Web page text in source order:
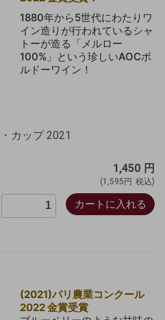
1880年から5世代にわたりワ
イン造りが行われているシャ
トーが造る「メルロー
100%」という珍しいAOCボ
ルドーワイン！
カップ 2021
1,450 円
(1,595円 税込)
カートに入れる
(2021)パリ農業コンクール
2022 金賞受賞